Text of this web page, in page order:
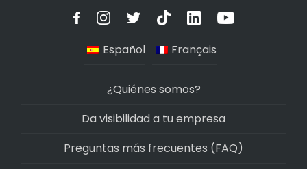
Español Français
¿Quiénes somos?
Da visibilidad a tu empresa
Preguntas más frecuentes (FAQ)